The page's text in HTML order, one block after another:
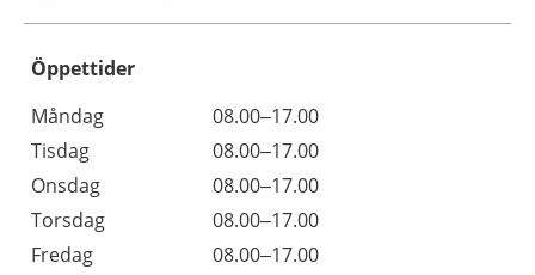
Öppettider
Dag
Öppettider
Kommentarer
Måndag
08.00–17.00
Tisdag
08.00–17.00
Onsdag
08.00–17.00
Torsdag
08.00–17.00
Fredag
08.00–17.00